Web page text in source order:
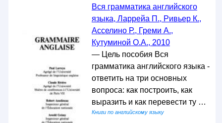
Вся грамматика английского
языка, Ларрейа П., Ривьер К.,
Асселино Р., Греми А.,
Кутуминой О.А., 2010
— Цель пособия Вся
грамматика английского языка -
ответить на три основных
вопроса: как построить, как
выразить и как перевести ту …
Книги по английскому языку